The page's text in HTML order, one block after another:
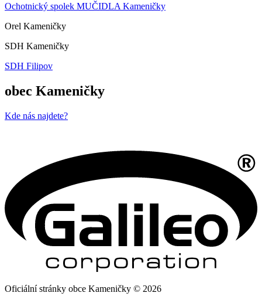
Ochotnický spolek MUČIDLA Kameničky
Orel Kameničky
SDH Kameničky
SDH Filipov
obec Kameničky
Kde nás najdete?
Oficiální stránky obce Kameničky © 2026